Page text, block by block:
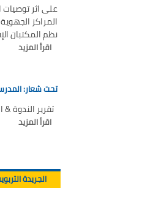
على اثر
المراكز
نظم المكتبان
اقرأ المزيد
تحت شعار:
تقرير الندوة &
اقرأ المزيد
الجريدة